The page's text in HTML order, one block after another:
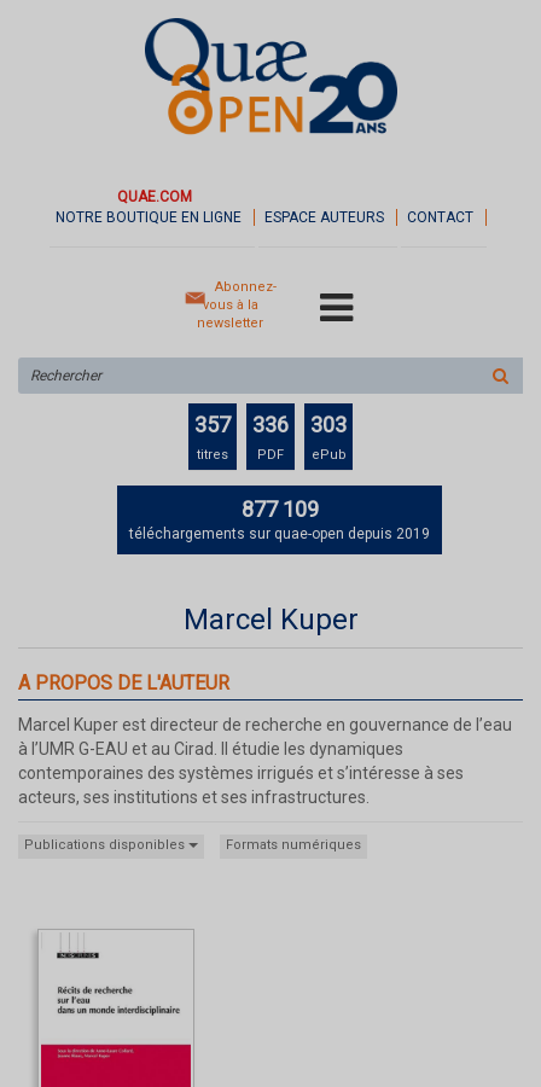
QUAE.COM
NOTRE BOUTIQUE EN LIGNE
ESPACE AUTEURS CONTACT
Abonnez-
vous à la
newsletter
sur
le
357
titres
336
PDF
303
ePub
877 109
téléchargements sur quae-open depuis 2019
Marcel Kuper
A PROPOS DE L'AUTEUR
Marcel Kuper est directeur de recherche en gouvernance de l’eau
à l’UMR G-EAU et au Cirad. Il étudie les dynamiques
contemporaines des systèmes irrigués et s’intéresse à ses
acteurs, ses institutions et ses infrastructures.
Publications disponibles Formats numériques